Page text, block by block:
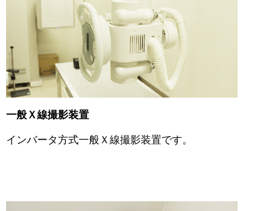
一般Ｘ線撮影装置
インバータ方式一般Ｘ線撮影装置です。